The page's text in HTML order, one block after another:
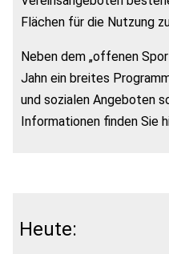
Flächen für die Nutzung
Neben dem „offenen
Jahn ein breites
und sozialen Angeboten
Informationen finden Sie
Heute: